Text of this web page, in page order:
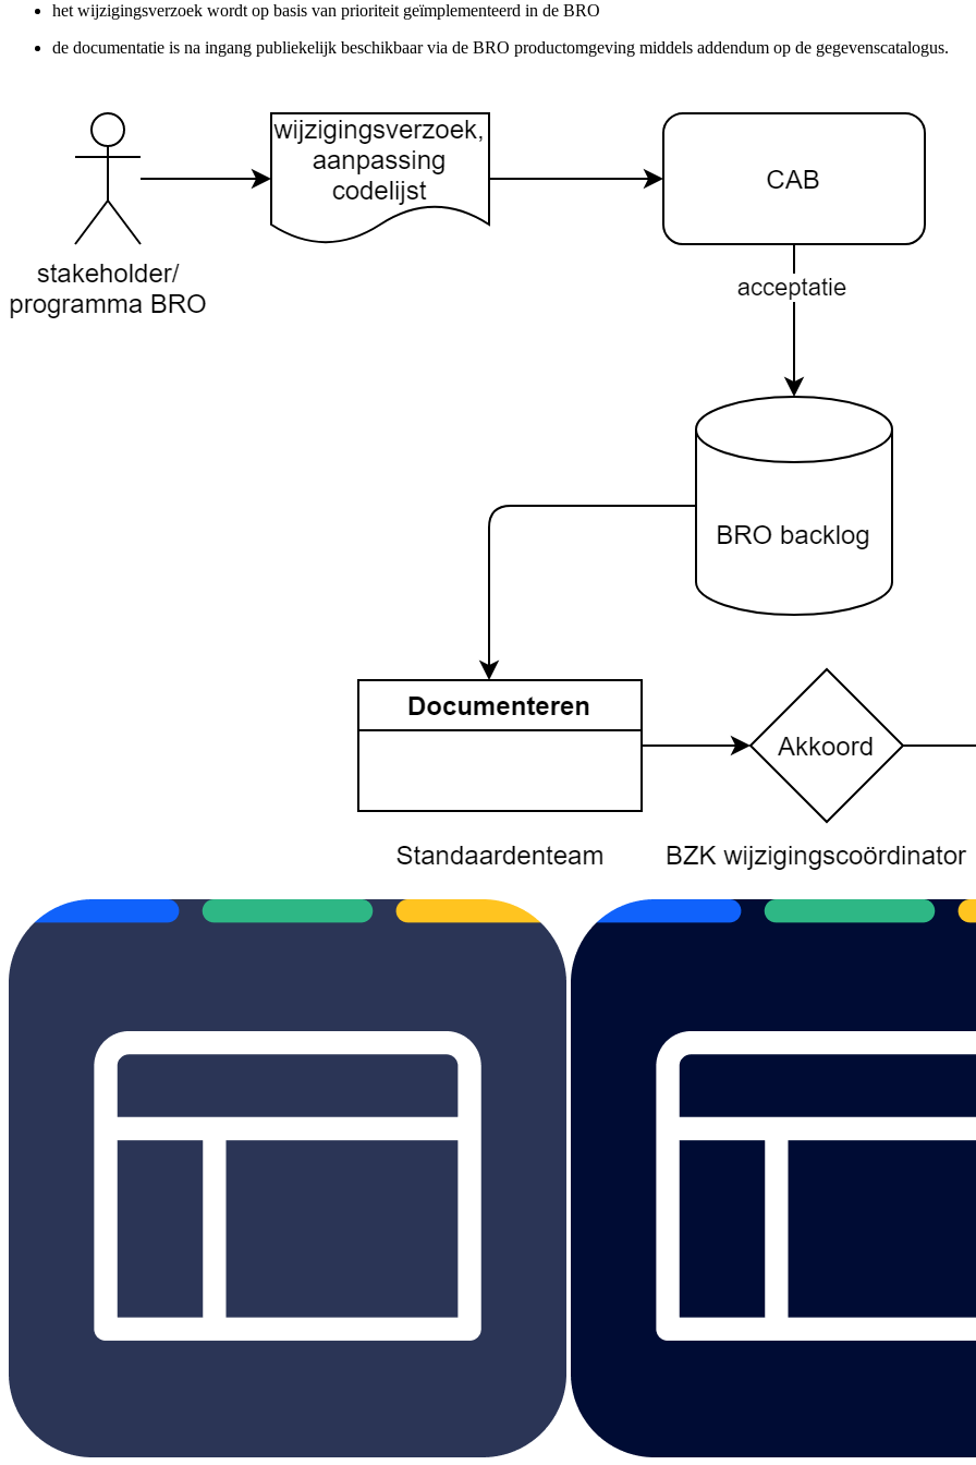
het wijzigingsverzoek wordt op basis van prioriteit geïmplementeerd in de BRO
de documentatie is na ingang publiekelijk beschikbaar via de BRO productomgeving middels addendum op de gegevenscatalogus.